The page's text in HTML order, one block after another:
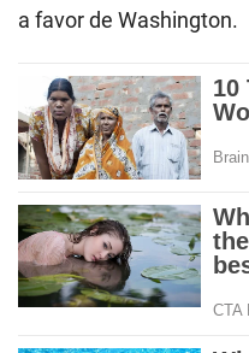
a favor de Washington.